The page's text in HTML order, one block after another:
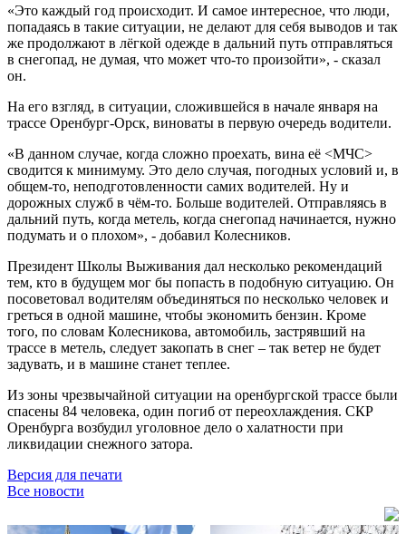
«Это каждый год происходит. И самое интересное, что люди,
попадаясь в такие ситуации, не делают для себя выводов и так
же продолжают в лёгкой одежде в дальний путь отправляться
в снегопад, не думая, что может что-то произойти», - сказал
он.
На его взгляд, в ситуации, сложившейся в начале января на
трассе Оренбург-Орск, виноваты в первую очередь водители.
«В данном случае, когда сложно проехать, вина её <МЧС>
сводится к минимуму. Это дело случая, погодных условий и, в
общем-то, неподготовленности самих водителей. Ну и
дорожных служб в чём-то. Больше водителей. Отправляясь в
дальний путь, когда метель, когда снегопад начинается, нужно
подумать и о плохом», - добавил Колесников.
Президент Школы Выживания дал несколько рекомендаций
тем, кто в будущем мог бы попасть в подобную ситуацию. Он
посоветовал водителям объединяться по несколько человек и
греться в одной машине, чтобы экономить бензин. Кроме
того, по словам Колесникова, автомобиль, застрявший на
трассе в метель, следует закопать в снег – так ветер не будет
задувать, и в машине станет теплее.
Из зоны чрезвычайной ситуации на оренбургской трассе были
спасены 84 человека, один погиб от переохлаждения. СКР
Оренбурга возбудил уголовное дело о халатности при
ликвидации снежного затора.
Версия для печати
Все новости